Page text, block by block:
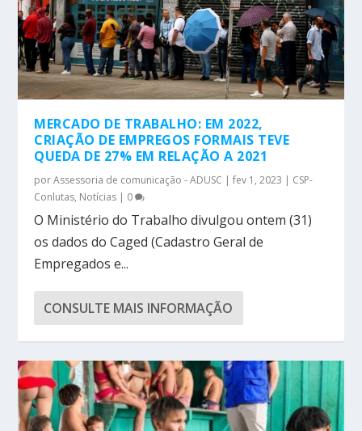
MERCADO DE TRABALHO: EM 2022,
CRIAÇÃO DE EMPREGOS FORMAIS TEVE
QUEDA DE 27% EM RELAÇÃO A 2021
porAssessoria de comunicação - ADUSC |fev 1, 2023 | CSP-
Conlutas, Notícias | 0
O Ministério do Trabalho divulgou ontem (31)
os dados do Caged (Cadastro Geral de
Empregados e...
CONSULTE MAIS INFORMAÇÃO